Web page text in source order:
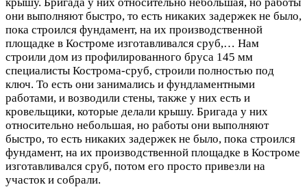
они выполняют быстро, то есть никаких задержек не было,
пока строился фундамент, на их производственной
площадке в Костроме изготавливался сруб,… Нам
строили дом из профилированного бруса 145 мм
специалисты Кострома-сруб, строили полностью под
ключ. То есть они занимались и фундламентными
работами, и возводили стены, также у них есть и
кровельщики, которые делали крышу. Бригада у них
относительно небольшая, но работы они выполняют
быстро, то есть никаких задержек не было, пока строился
фундамент, на их производственной площадке в Костроме
изготавливался сруб, потом его просто привезли на
участок и собрали.